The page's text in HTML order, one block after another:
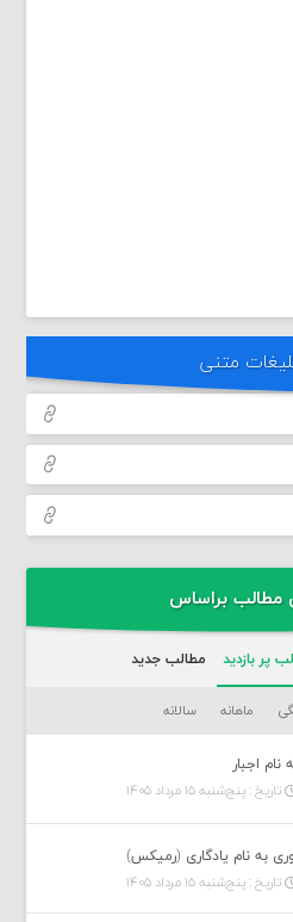
متنی
مطالب براساس
پر بازدید مطالب جدید
ماهانه سالانه
اجبار
تاریخ : پنج‌شنبه ۱۵ مرداد ۱۴۰۵
به نام یادگاری (رمیکس)
تاریخ : پنج‌شنبه ۱۵ مرداد ۱۴۰۵